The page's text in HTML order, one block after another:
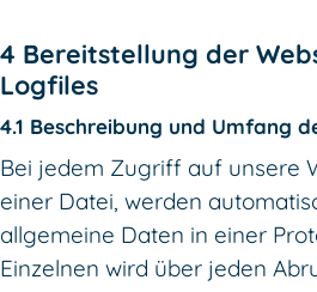
4 Bereitstellung der
Logfiles
4.1 Beschreibung und Umfang
Bei jedem Zugriff auf unsere
einer Datei, werden
allgemeine Daten in einer
Einzelnen wird über jeden